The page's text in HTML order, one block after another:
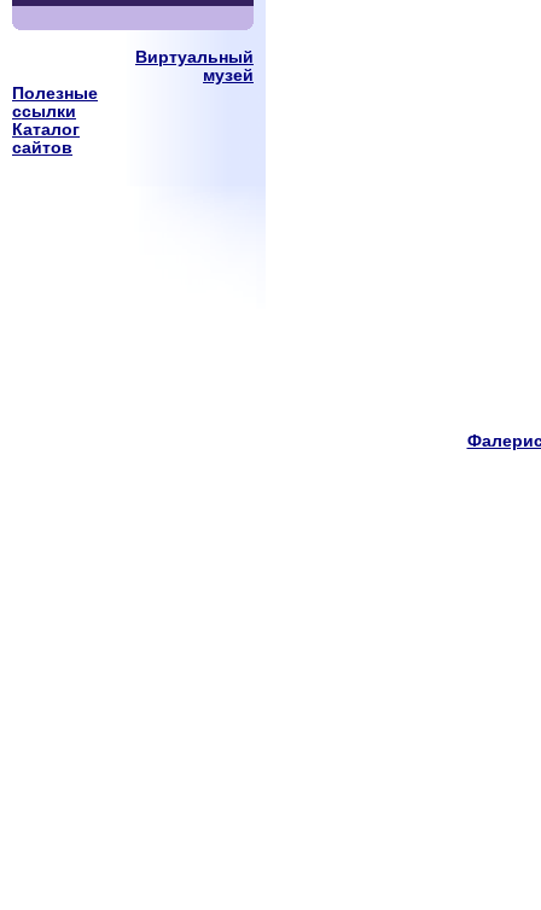
Виртуальный
музей
Полезные
ссылки
Каталог
сайтов